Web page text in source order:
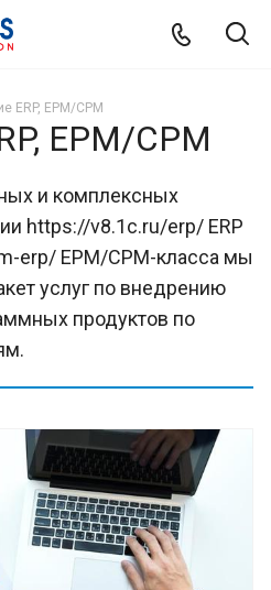
ERP, EPM/CPM
EPM/CPM
и комплексных
https://v8.1c.ru/erp/ ERP
erp/ EPM/CPM-класса мы
услуг по внедрению
продуктов по